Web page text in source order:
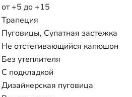
от +5 до +15
Трапеция
Пуговицы, Супатная застежка
Не отстегивающийся капюшон
Без утеплителя
С подкладкой
Дизайнерская пуговица